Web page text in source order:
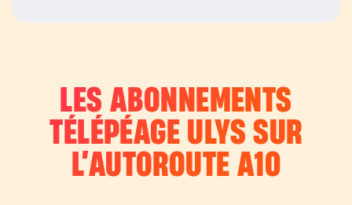
LES ABONNEMENTS
TÉLÉPÉAGE ULYS SUR
L’AUTOROUTE A10